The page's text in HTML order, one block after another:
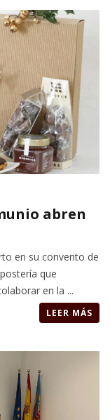
abren
en su convento de
que
en la ...
LEER MÁS